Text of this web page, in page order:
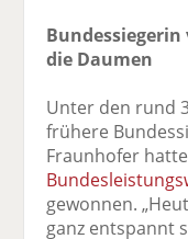
Bundessiegerin
die Daumen
Unter den rund
frühere
Fraunhofer
gewonnen.
ganz entspannt